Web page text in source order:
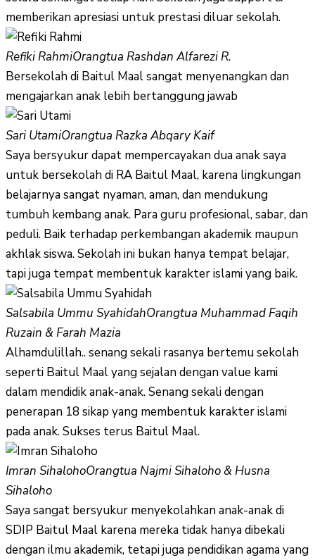
memberikan apresiasi untuk prestasi diluar sekolah.
Refiki RahmiOrangtua Rashdan Alfarezi R.
Bersekolah di Baitul Maal sangat menyenangkan dan
mengajarkan anak lebih bertanggung jawab
Sari UtamiOrangtua Razka Abqary Kaif
Saya bersyukur dapat mempercayakan dua anak saya
untuk bersekolah di RA Baitul Maal, karena lingkungan
belajarnya sangat nyaman, aman, dan mendukung
tumbuh kembang anak. Para guru profesional, sabar, dan
peduli. Baik terhadap perkembangan akademik maupun
akhlak siswa. Sekolah ini bukan hanya tempat belajar,
tapi juga tempat membentuk karakter islami yang baik.
Salsabila Ummu SyahidahOrangtua Muhammad Faqih
Ruzain & Farah Mazia
Alhamdulillah.. senang sekali rasanya bertemu sekolah
seperti Baitul Maal yang sejalan dengan value kami
dalam mendidik anak-anak. Senang sekali dengan
penerapan 18 sikap yang membentuk karakter islami
pada anak. Sukses terus Baitul Maal.
Imran SihalohoOrangtua Najmi Sihaloho & Husna
Sihaloho
Saya sangat bersyukur menyekolahkan anak-anak di
SDIP Baitul Maal karena mereka tidak hanya dibekali
dengan ilmu akademik, tetapi juga pendidikan agama yang